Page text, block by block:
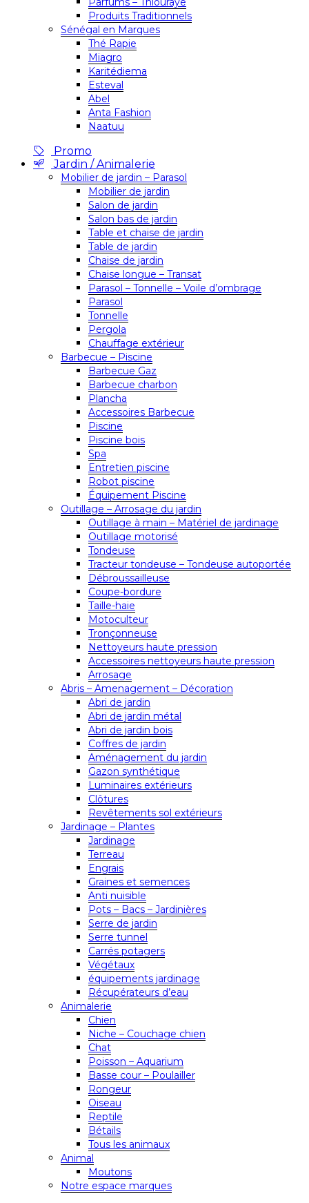
Produits Traditionnels
Sénégal en Marques
Thé Rapie
Miagro
Karitédiema
Esteval
Abel
Anta Fashion
Naatuu
Promo
Jardin / Animalerie
Mobilier de jardin – Parasol
Mobilier de jardin
Salon de jardin
Salon bas de jardin
Table et chaise de jardin
Table de jardin
Chaise de jardin
Chaise longue – Transat
Parasol – Tonnelle – Voile d’ombrage
Parasol
Tonnelle
Pergola
Chauffage extérieur
Barbecue – Piscine
Barbecue Gaz
Barbecue charbon
Plancha
Accessoires Barbecue
Piscine
Piscine bois
Spa
Entretien piscine
Robot piscine
Équipement Piscine
Outillage – Arrosage du jardin
Outillage à main – Matériel de jardinage
Outillage motorisé
Tondeuse
Tracteur tondeuse – Tondeuse autoportée
Débroussailleuse
Coupe-bordure
Taille-haie
Motoculteur
Tronçonneuse
Nettoyeurs haute pression
Accessoires nettoyeurs haute pression
Arrosage
Abris – Amenagement – Décoration
Abri de jardin
Abri de jardin métal
Abri de jardin bois
Coffres de jardin
Aménagement du jardin
Gazon synthétique
Luminaires extérieurs
Clôtures
Revêtements sol extérieurs
Jardinage – Plantes
Jardinage
Terreau
Engrais
Graines et semences
Anti nuisible
Pots – Bacs – Jardinières
Serre de jardin
Serre tunnel
Carrés potagers
Végétaux
équipements jardinage
Récupérateurs d’eau
Animalerie
Chien
Niche – Couchage chien
Chat
Poisson – Aquarium
Basse cour – Poulailler
Rongeur
Oiseau
Reptile
Bétails
Tous les animaux
Animal
Moutons
Notre espace marques